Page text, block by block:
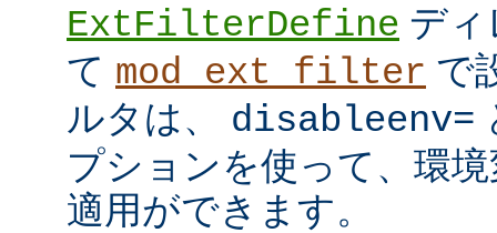
ExtFilterDefine デ
て mod_ext_filter で
ルタは、 disableenv=
プションを使って、環
適用ができます。